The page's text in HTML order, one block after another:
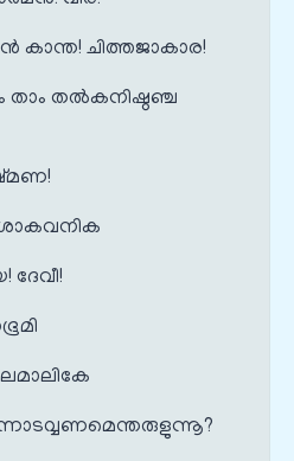
ചിത്തജാകാര!
താം തൽകനിഷ്ഠഞ്ച